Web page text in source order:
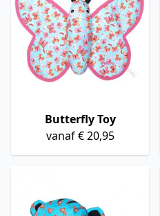
Butterfly Toy
vanaf € 20,95